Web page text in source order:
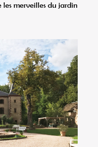
merveilles du jardin